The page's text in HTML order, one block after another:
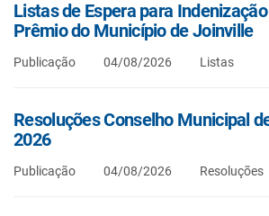
Listas de Espera para
Prêmio do Município de Joinville
Publicação 04/08/2026 Listas
Resoluções Conselho Municipal
2026
Publicação 04/08/2026 Resoluções